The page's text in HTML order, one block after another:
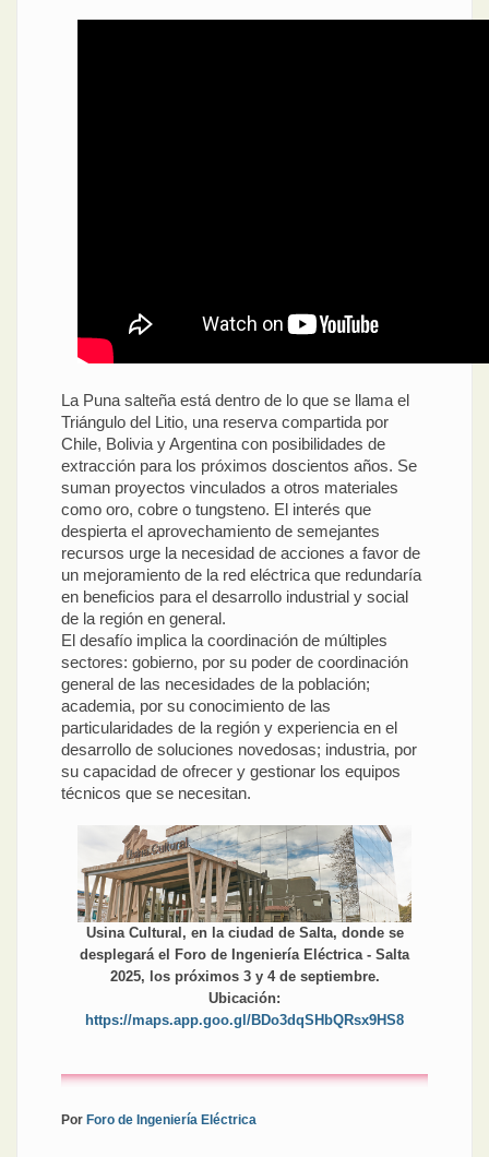
La Puna salteña está dentro de lo que se llama el
Triángulo del Litio, una reserva compartida por
Chile, Bolivia y Argentina con posibilidades de
extracción para los próximos doscientos años. Se
suman proyectos vinculados a otros materiales
como oro, cobre o tungsteno. El interés que
despierta el aprovechamiento de semejantes
recursos urge la necesidad de acciones a favor de
un mejoramiento de la red eléctrica que redundaría
en beneficios para el desarrollo industrial y social
de la región en general.
El desafío implica la coordinación de múltiples
sectores: gobierno, por su poder de coordinación
general de las necesidades de la población;
academia, por su conocimiento de las
particularidades de la región y experiencia en el
desarrollo de soluciones novedosas; industria, por
su capacidad de ofrecer y gestionar los equipos
técnicos que se necesitan.
Usina Cultural, en la ciudad de Salta, donde se
desplegará el Foro de Ingeniería Eléctrica - Salta
2025, los próximos 3 y 4 de septiembre.
Ubicación:
https://maps.app.goo.gl/BDo3dqSHbQRsx9HS8
Por Foro de Ingeniería Eléctrica